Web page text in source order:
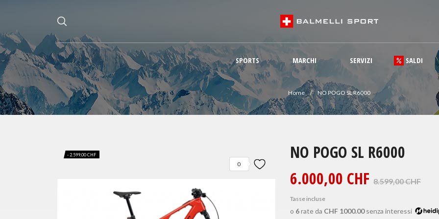
SPORTS MARCHI SERVIZI SALDI
Home NO POGO SL R6000
0
- 2.599,00 CHF
NO POGO SL R6000
6.000,00 CHF 8.599,00 CHF
Tasse incluse
o 6rate da CHF 1000.00senza interessi